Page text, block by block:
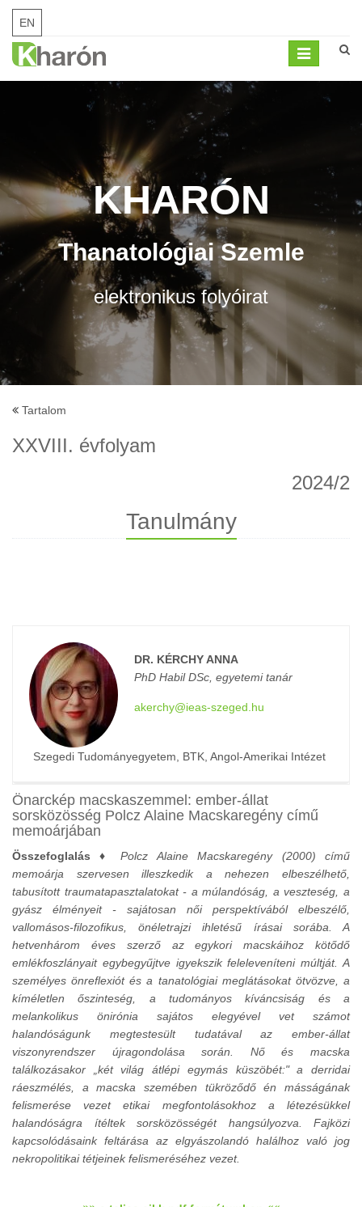
EN
Mobil
KHARÓN
Thanatológiai Szemle
elektronikus folyóirat
Tartalom
XXVIII. évfolyam
2024/2
Tanulmány
DR. KÉRCHY ANNA
PhD Habil DSc, egyetemi tanár
akerchy@ieas-szeged.hu
Szegedi Tudományegyetem, BTK, Angol-Amerikai Intézet
Önarckép macskaszemmel: ember-állat
sorsközösség Polcz Alaine Macskaregény című
memoárjában
Összefoglalás ♦
Polcz Alaine Macskaregény (2000) című
memoárja szervesen illeszkedik a nehezen elbeszélhető,
tabusított traumatapasztalatokat - a múlandóság, a veszteség, a
gyász élményeit - sajátosan női perspektívából elbeszélő,
vallomásos-filozofikus, önéletrajzi ihletésű írásai sorába. A
hetvenhárom éves szerző az egykori macskáihoz kötődő
emlékfoszlányait egybegyűjtve igyekszik feleleveníteni múltját. A
személyes önreflexiót és a tanatológiai meglátásokat ötvözve, a
kíméletlen őszinteség, a tudományos kíváncsiság és a
melankolikus önirónia sajátos elegyével vet számot
halandóságunk megtestesült tudatával az ember-állat
viszonyrendszer újragondolása során. Nő és macska
találkozásakor „két világ átlépi egymás küszöbét:" a derridai
ráeszmélés, a macska szemében tükröződő én másságának
felismerése vezet etikai megfontolásokhoz a létezésükkel
halandóságra ítéltek sorsközösségét hangsúlyozva. Fajközi
kapcsolódásaink feltárása az elgyászolandó halálhoz való jog
nekropolitikai tétjeinek felismeréséhez vezet.